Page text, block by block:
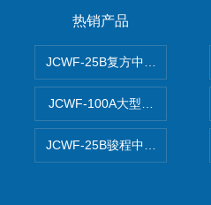
热销产品
JCWF-25B复方中药材超微粉
JCWF-100A大型中药材超微
JCWF-25B骏程中草药超细粉